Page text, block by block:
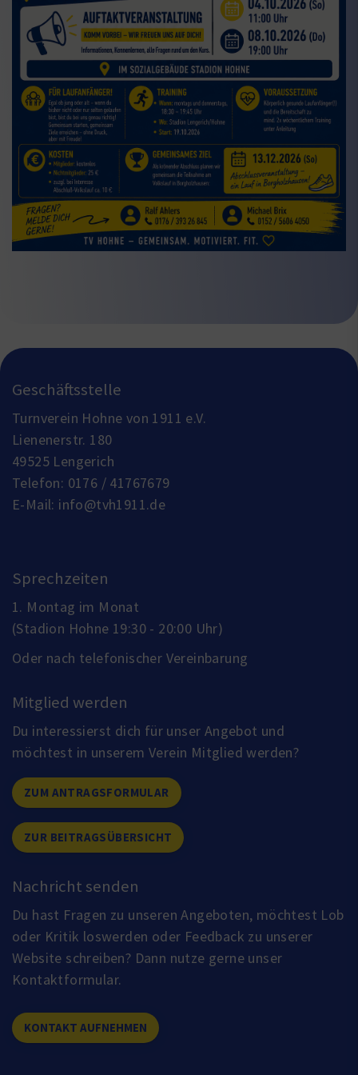
Geschäftsstelle
Turnverein Hohne von 1911 e.V.
Lienenerstr. 180
49525 Lengerich
Telefon: 0176 / 41767679
E-Mail: info@tvh1911.de
Sprechzeiten
1. Montag im Monat
(Stadion Hohne 19:30 - 20:00 Uhr)
Oder nach telefonischer Vereinbarung
Mitglied werden
Du interessierst dich für unser Angebot und
möchtest in unserem Verein Mitglied werden?
ZUM ANTRAGSFORMULAR
ZUR BEITRAGSÜBERSICHT
Nachricht senden
Du hast Fragen zu unseren Angeboten, möchtest Lob
oder Kritik loswerden oder Feedback zu unserer
Website schreiben? Dann nutze gerne unser
Kontaktformular.
KONTAKT AUFNEHMEN